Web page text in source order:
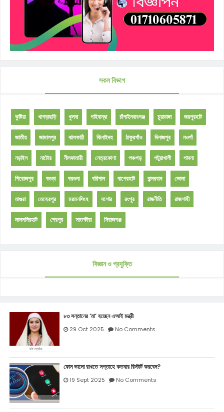
সকল বিভাগ
কুষ্টিয়া খাগড়াছড়ি খুলনা গাইবান্ধা চাঁপাইনবাবগঞ্জ চুয়াডাঙ্গা জয়পুরহাট
জাতীয় জামালপুর ঝালকাঠি ঝিনাইদহ ঠাকুরগাঁও দিনাজপুর নওগাঁ
নড়াইল নাটোর নীলফামারী নেত্রকোণা পঞ্চগড় পটুয়াখালী পাবনা
পিরোজপুর বগুড়া বরগুনা বরিশাল বাগেরহাট বান্দরবান ভোলা
মাগুরা মেহেরপুর ময়মনসিংহ যশোর রংপুর রাজনীতি রাজশাহী
লালমনিরহাট শেরপুর সাতক্ষীরা সিরাজগঞ্জ
বিজ্ঞান ও প্রযুক্তি
৮৩ সন্তানের ‘মা’ হচ্ছেন এআই মন্ত্রী
29 Oct 2025 No Comments
ফোন ভালো রাখতে সপ্তাহে কতবার রিস্টার্ট করবেন?
19 Sept 2025 No Comments